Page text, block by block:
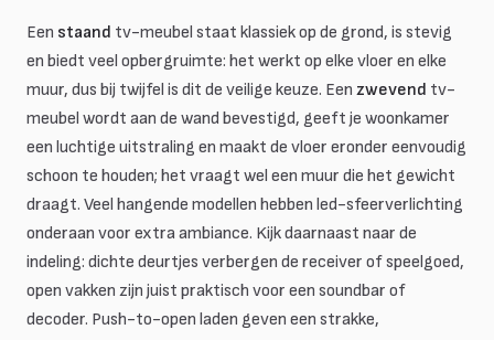
Een staand tv-meubel staat klassiek op de grond, is stevig
en biedt veel opbergruimte: het werkt op elke vloer en elke
muur, dus bij twijfel is dit de veilige keuze. Een zwevend tv-
meubel wordt aan de wand bevestigd, geeft je woonkamer
een luchtige uitstraling en maakt de vloer eronder eenvoudig
schoon te houden; het vraagt wel een muur die het gewicht
draagt. Veel hangende modellen hebben led-sfeerverlichting
onderaan voor extra ambiance. Kijk daarnaast naar de
indeling: dichte deurtjes verbergen de receiver of speelgoed,
open vakken zijn juist praktisch voor een soundbar of
decoder. Push-to-open laden geven een strakke,